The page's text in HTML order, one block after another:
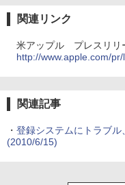
関連リンク
米アップル プレスリリ
http://www.apple.com/
関連記事
・ 登録システムにトラブ
(2010/6/15)